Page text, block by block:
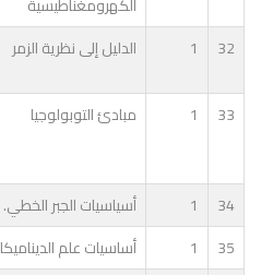
32
1 الدليل إلى نظرية الزمر
33
1 مبادئ التوبولوجيا
34
1 أسياسيات الجبر الخطي.
35
1 أساسيات علم الديناميكا